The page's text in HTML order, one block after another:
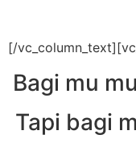
[/
Bagi mu
Tapi bagi